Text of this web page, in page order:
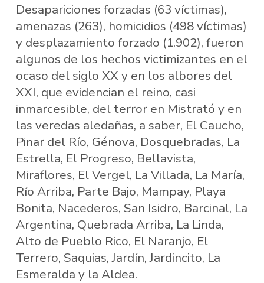
Desapariciones forzadas (63 víctimas),
amenazas (263), homicidios (498 víctimas)
y desplazamiento forzado (1.902), fueron
algunos de los hechos victimizantes en el
ocaso del siglo XX y en los albores del
XXI, que evidencian el reino, casi
inmarcesible, del terror en Mistrató y en
las veredas aledañas, a saber, El Caucho,
Pinar del Río, Génova, Dosquebradas, La
Estrella, El Progreso, Bellavista,
Miraflores, El Vergel, La Villada, La María,
Río Arriba, Parte Bajo, Mampay, Playa
Bonita, Nacederos, San Isidro, Barcinal, La
Argentina, Quebrada Arriba, La Linda,
Alto de Pueblo Rico, El Naranjo, El
Terrero, Saquias, Jardín, Jardincito, La
Esmeralda y la Aldea.